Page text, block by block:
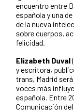
encuentro entre
española y una
de la nueva
sobre cuerpos,
felicidad.
Elizabeth Duval
y escritora,
trans, Madrid
voces más
española. Entre
Comunicación